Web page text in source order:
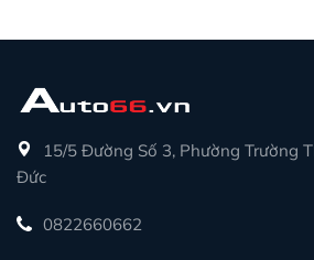
15/5 Đường Số 3, Phường Trường
Đức
0822660662